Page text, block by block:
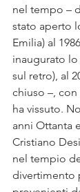
nel tempo –
stato aperto
Emilia) al
inaugurato
sul retro), al
chiuso –,
ha vissuto.
anni Ottanta
Cristiano
nel tempio
divertimento